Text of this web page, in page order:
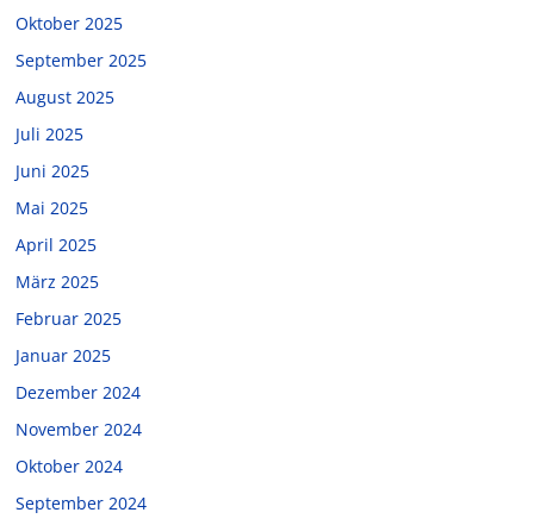
Oktober 2025
September 2025
August 2025
Juli 2025
Juni 2025
Mai 2025
April 2025
März 2025
Februar 2025
Januar 2025
Dezember 2024
November 2024
Oktober 2024
September 2024